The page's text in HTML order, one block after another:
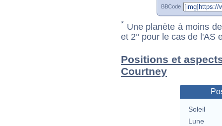
BBCode
* Une planète à moins
et 2° pour le cas de l'AS
Positions et
Courtney
Soleil
Lune